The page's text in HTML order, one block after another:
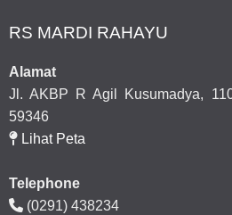
RS MARDI RAHAYU
Alamat
Jl. AKBP R Agil Kusumadya,
59346
Lihat Peta
Telephone
(0291) 438234